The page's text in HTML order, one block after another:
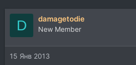
р
т
н
а
ч
D damagetodie
New Member
15 Янв 2013